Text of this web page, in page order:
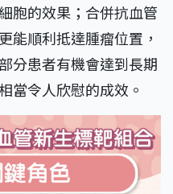
胞的效果；合併抗血管
能順利抵達腫瘤位置，
分患者有機會達到長期
當令人欣慰的成效。